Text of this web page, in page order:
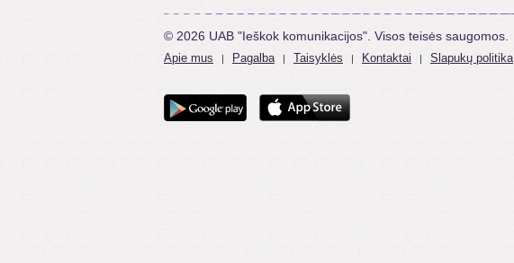
© 2026 UAB "Ieškok komunikacijos". Visos teisės saugomos.
Apie mus | Pagalba | Taisyklės | Kontaktai | Slapukų politika